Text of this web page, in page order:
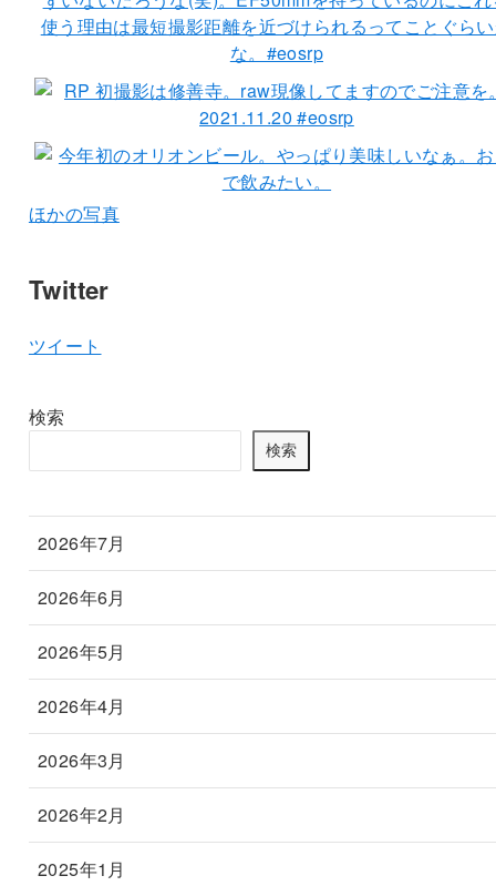
ほかの写真
Twitter
ツイート
検索
検索
2026年7月
2026年6月
2026年5月
2026年4月
2026年3月
2026年2月
2025年1月